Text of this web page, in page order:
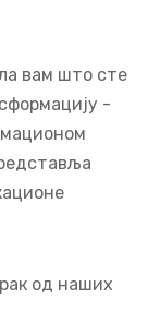
вам што сте
-
од наших